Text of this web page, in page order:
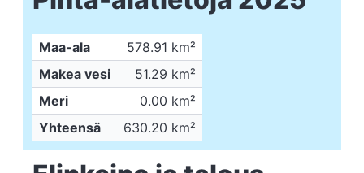
Maa-ala
578.91 km²
Makea vesi
51.29 km²
Meri
0.00 km²
Yhteensä
630.20 km²